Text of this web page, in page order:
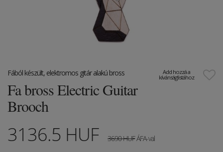
Add hozzá a
kívánságlistához
Fából készült, elektromos gitár alakú bross
Fa bross Electric Guitar
Brooch
3136.5 HUF 3690HUFÁFA-val